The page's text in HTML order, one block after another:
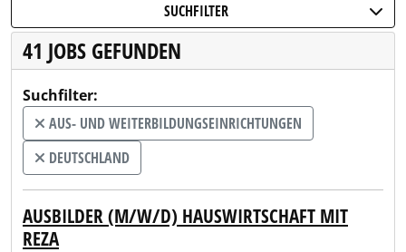
SUCHFILTER
41 JOBS GEFUNDEN
Suchfilter:
AUS- UND WEITERBILDUNGSEINRICHTUNGEN
DEUTSCHLAND
AUSBILDER (M/W/D) HAUSWIRTSCHAFT MIT
REZA